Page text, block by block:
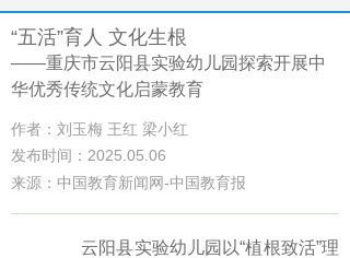
“五活”育人 文化生根
——重庆市云阳县实验幼儿园探索开展中
华优秀传统文化启蒙教育
作者：刘玉梅 王红 梁小红
发布时间：2025.05.06
来源：中国教育新闻网-中国教育报
云阳县实验幼儿园以“植根致活”理